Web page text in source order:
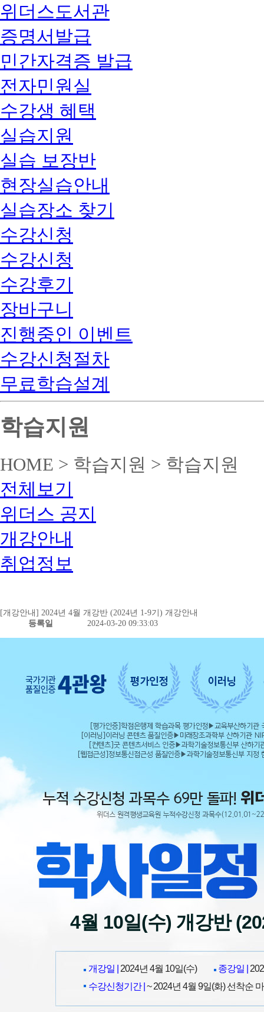
위더스도서관
증명서발급
민간자격증 발급
전자민원실
수강생 혜택
실습지원
실습 보장반
현장실습안내
실습장소 찾기
수강신청
수강신청
수강후기
장바구니
진행중인 이벤트
수강신청절차
무료학습설계
학습지원
HOME > 학습지원 > 학습지원
전체보기
위더스 공지
개강안내
취업정보
[개강안내] 2024년 4월 개강반 (2024년 1-9기) 개강안내
등록일
2024-03-20 09:33:03